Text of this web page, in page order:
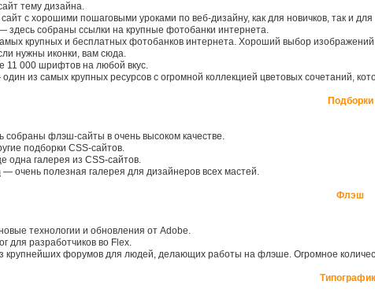
тему дизайна.
с хорошими пошаговыми уроками по веб-дизайну, как для новичков, так и
здесь собраны ссылки на крупные фотобанки интернета.
крупных и бесплатных фотобанков интернета. Хороший выбор изображений
нужны иконки, вам сюда.
11 000 шрифтов на любой вкус.
из самых крупных ресурсов с огромной коллекцией цветовых сочетаний,
Подборки
собраны флэш-сайты в очень высоком качестве.
подборки CSS-сайтов.
одна галерея из CSS-сайтов.
— очень полезная галерея для дизайнеров всех мастей.
Флэш
технологии и обновления от Adobe.
для разработчиков во Flex.
крупнейших форумов для людей, делающих работы на флэше. Огромное